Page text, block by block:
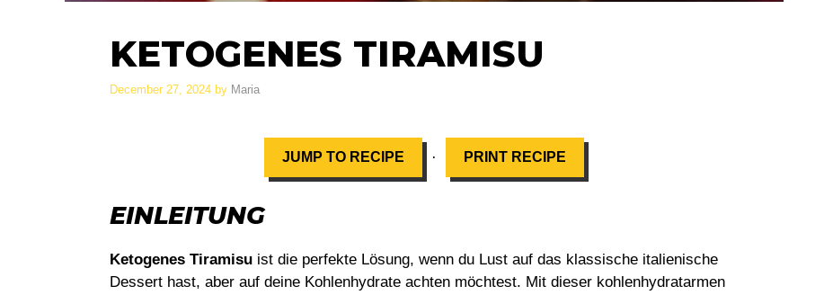
KETOGENES TIRAMISU
December 27, 2024 by Maria
JUMP TO RECIPE · PRINT RECIPE
EINLEITUNG
Ketogenes Tiramisu ist die perfekte Lösung, wenn du Lust auf das klassische italienische
Dessert hast, aber auf deine Kohlenhydrate achten möchtest. Mit dieser kohlenhydratarmen